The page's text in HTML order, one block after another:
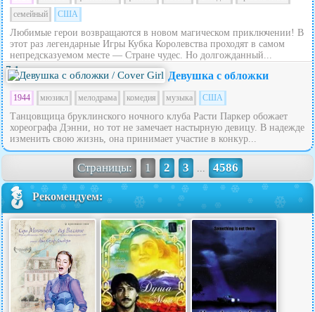
семейный
США
Любимые герои возвращаются в новом магическом приключении! В
этот раз легендарные Игры Кубка Королевства проходят в самом
непредсказуемом месте — Стране чудес. Но долгожданный...
7.1 Девушка с обложки
1944 мюзикл мелодрама комедия музыка США
Танцовщица бруклинского ночного клуба Расти Паркер обожает
хореографа Дэнни, но тот не замечает настырную девицу. В надежде
изменить свою жизнь, она принимает участие в конкур...
Страницы: 1 2 3 ... 4586
Рекомендуем: